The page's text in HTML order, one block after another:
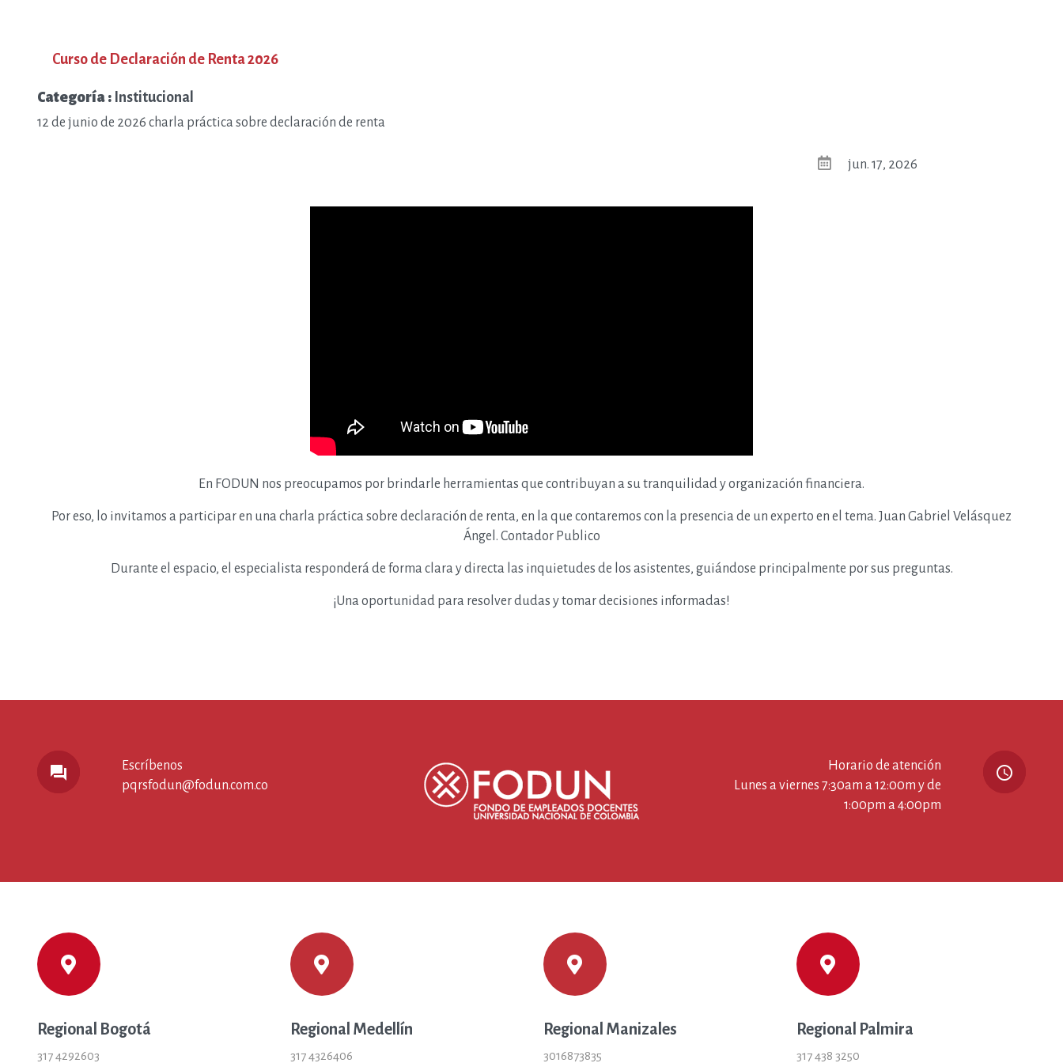
Curso de Declaración de Renta 2026
Categoría : Institucional
12 de junio de 2026 charla práctica sobre declaración de renta
jun. 17, 2026
En FODUN nos preocupamos por brindarle herramientas que contribuyan a su tranquilidad y organización financiera.
Por eso, lo invitamos a participar en una charla práctica sobre declaración de renta, en la que contaremos con la presencia de un experto en el tema. Juan Gabriel Velásquez
Ángel. Contador Publico
Durante el espacio, el especialista responderá de forma clara y directa las inquietudes de los asistentes, guiándose principalmente por sus preguntas.
¡Una oportunidad para resolver dudas y tomar decisiones informadas!
forum
Escríbenos
pqrsfodun@fodun.com.co
Horario de atención
Lunes a viernes 7:30am a 12:00m y de
1:00pm a 4:00pm
query_builder
Regional Bogotá
317 4292603
Regional Medellín
317 4326406
Regional Manizales
3016873835
Regional Palmira
317 438 3250